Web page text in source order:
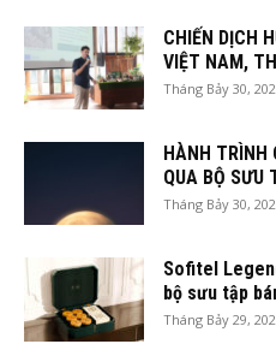
CHIẾN DỊCH
VIỆT NAM,
Tháng Bảy 30,
HÀNH TRÌNH
QUA BỘ SƯU
Tháng Bảy 30,
Sofitel
bộ sưu tập
Tháng Bảy 29,